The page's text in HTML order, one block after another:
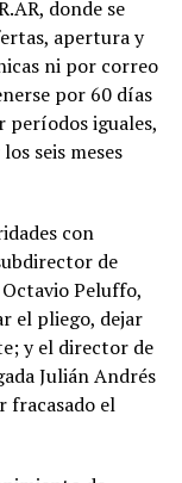
donde se
apertura y
ni por correo
por 60 días
iguales,
seis meses
con
de
Peluffo,
el pliego, dejar
y el director de
Julián Andrés
fracasado el